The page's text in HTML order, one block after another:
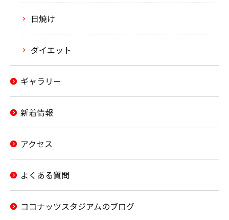
日焼け
ダイエット
ギャラリー
新着情報
アクセス
よくある質問
ココナッツスタジアムのブログ